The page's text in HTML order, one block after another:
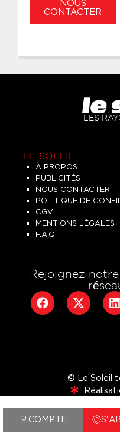
COMPTE
NOUS
CONTACTER
LES
LE SOLEIL
À PROPOS
PUBLICITÉS
NOUS CONTACTER
POLITIQUE DE
CGV
MENTIONS LÉGALES
F.A.Q.
Rejoignez
© Le Soleil